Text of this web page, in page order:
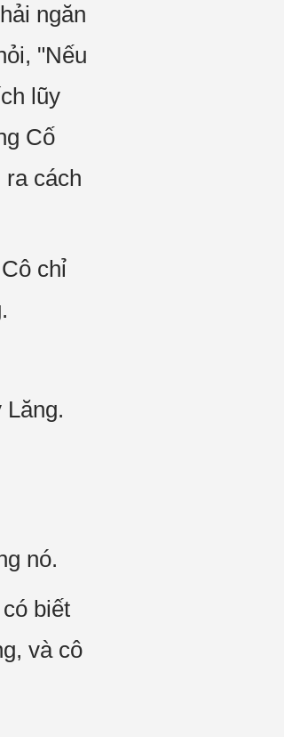
ngăn
"Nếu
lũy
Cố
cách
chỉ
nó.
biết
và cô